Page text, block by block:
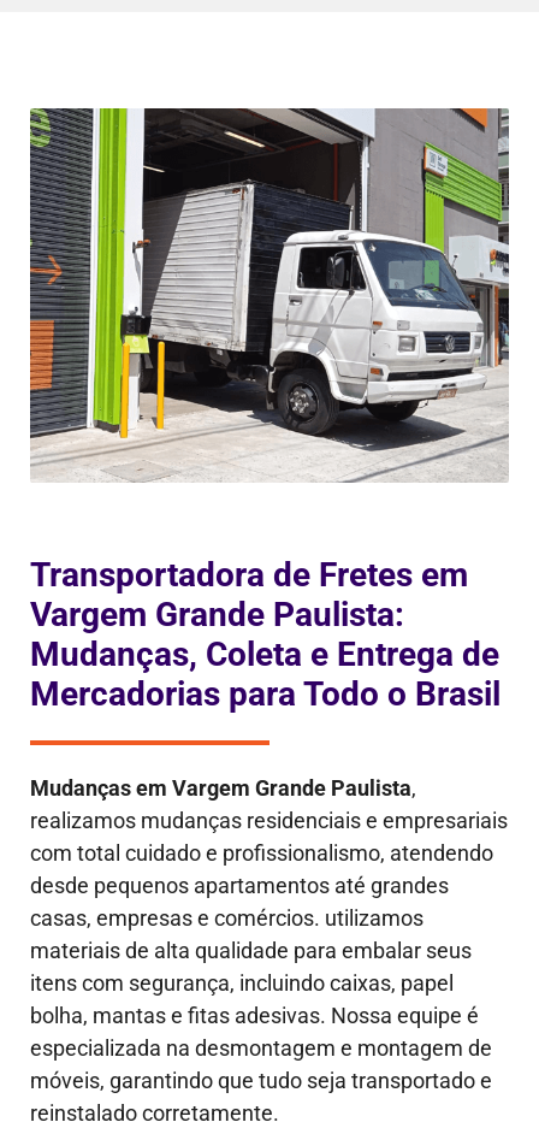
Transportadora de Fretes em
Vargem Grande Paulista:
Mudanças, Coleta e Entrega de
Mercadorias para Todo o Brasil
Mudanças em Vargem Grande Paulista,
realizamos mudanças residenciais e empresariais
com total cuidado e profissionalismo, atendendo
desde pequenos apartamentos até grandes
casas, empresas e comércios. utilizamos
materiais de alta qualidade para embalar seus
itens com segurança, incluindo caixas, papel
bolha, mantas e fitas adesivas. Nossa equipe é
especializada na desmontagem e montagem de
móveis, garantindo que tudo seja transportado e
reinstalado corretamente.